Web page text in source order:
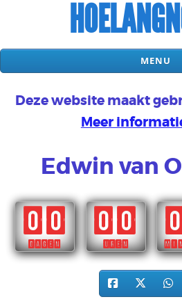
MENU
Deze website maakt
Meer
Edwin van
00
DAGEN
00
UREN